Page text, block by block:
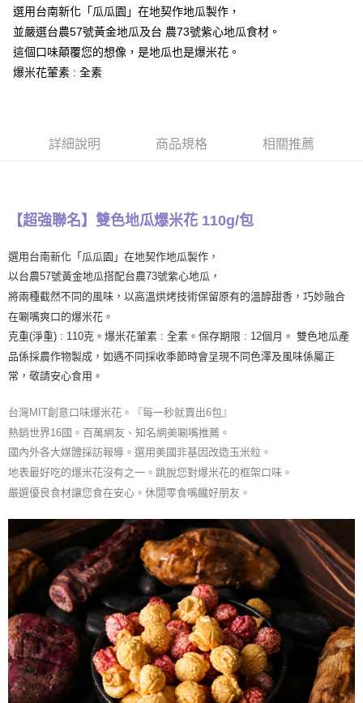
相關說明
【關於「AFTEE先享後付」】
AFTEE先享後付是「在收到商品之後才付款」的支付方式。 讓您購物簡單
便利好安心！
１．簡單：不需註冊會員、不需綁卡、不需儲值。
１．於結帳方式選擇「AFTEE先享後付」後，將跳轉至「AFTEE先享後付」
※ 請注意：結帳手續完成當下不需立刻繳費，但若您需要取消訂單，請聯絡
後付繳納相關費用。
※ 交易是否成功請以「AFTEE先享後付 」之結帳頁面顯示為準，若有關於
是否繳費成功／繳費後需取消欲退款等相關疑問，請聯繫「AFTEE先享後付
客戶支援中心」https://netprotections.freshdesk.com/support/home
【注意事項】
１．透過由恩沛科技股份有限公司提供之「AFTEE先享後付」服務完成之交
易，需依本服務之必要範圍內提供個人資料，並將交易相關給付款項請求債
２．關於個人資料處理事宜，請瀏覽以下網址：
３．未成年的使用者請事先徵得法定代理人或監護人之同意方可使用
「AFTEE先享後付」，若未經同意申辦者引起之損失，本公司不負相關責
任。
４．使用「AFTEE先享後付」時，將依據個別帳號之用戶狀況，依本公司即
時審查核予不同之上限額度；若仍有額度不足之情形，本公司將視審查結果
５．嚴禁一人註冊多個帳號或使用他人資訊註冊。若發現惡意使用之情形，
貨到付款
全家取貨付款
每筆NT$120，滿NT$599(含以上)免運費
每筆NT$120，滿NT$599(含以上)免運費
7-11取貨不付款
每筆NT$120，滿NT$599(含以上)免運費
每筆NT$120，滿NT$1,500(含以上)免運費
每筆NT$120，滿NT$1,500(含以上)免運費
選用台南新化「瓜瓜園」在地契作地瓜製作，
並嚴選台農57號黃金地瓜及台 農73號紫心地瓜食材。
這個口味顛覆您的想像，是地瓜也是爆米花。
爆米花葷素 : 全素
詳細說明 商品規格 相關推薦
【超強聯名】雙色地瓜爆米花 110g/包
選用台南新化「瓜瓜園」在地契作地瓜製作，
以台農57號黃金地瓜搭配台農73號紫心地瓜，
將兩種截然不同的風味，以高溫烘烤技術保留原有的溫醇甜香，巧妙融合
在唰嘴爽口的爆米花。
克重(淨重) : 110克。爆米花葷素 : 全素。保存期限 : 12個月。 雙色地瓜產
品係採農作物製成，如遇不同採收季節時會呈現不同色澤及風味係屬正
常，敬請安心食用。
台灣MIT創意口味爆米花。『每一秒就賣出6包』
熱銷世界16國。百萬網友、知名網美唰嘴推薦。
國內外各大媒體採訪報導。選用美國非基因改造玉米粒。
地表最好吃的爆米花沒有之一。跳脫您對爆米花的框架口味。
嚴選優良食材讓您食在安心。休閒零食嘴饞好朋友。